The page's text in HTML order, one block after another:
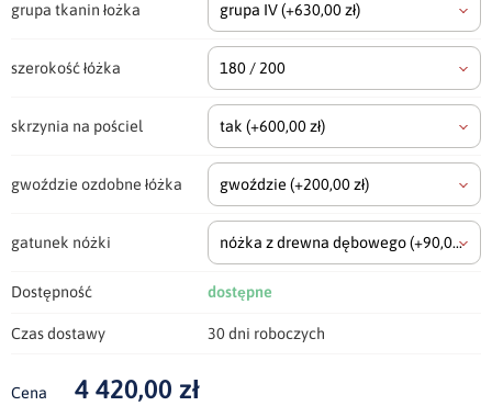
grupa tkanin łożka grupa IV(+630,00 zł)
szerokość łóżka 180 / 200
skrzynia na pościel tak (+600,00 zł)
gwoździe ozdobne łóżka gwoździe (+200,00 zł)
gatunek nóżki nóżka z drewna dębowego(+90,00 zł)
Dostępność dostępne
Czas dostawy 30 dni roboczych
Cena 4 420,00 zł